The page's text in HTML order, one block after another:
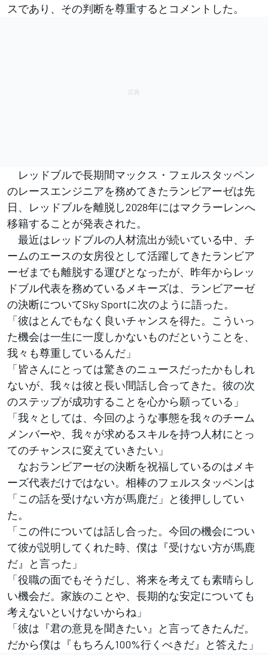
スであり、その判断を尊重するとコメントした。
レッドブルで長期間マックス・フェルスタッペン
のレースエンジニアを務めてきたランビアーゼは先
日、レッドブルを離脱し2028年にはマクラーレンへ
移籍することが発表された。
最近はレッドブルの人材流出が続いている中、チ
ームのエースの女房役として活躍してきたランビア
ーゼまでも離脱する運びとなったが、昨年からレッ
ドブル代表を務めているメキーズは、ランビアーゼ
の決断についてSky Sportに次のように語った。
「彼はとんでもなく良いチャンスを得た。こういっ
た機会は一生に一度しかないものだということを、
我々も尊重しているんだ」
「皆さんにとっては驚きのニュースだったかもしれ
ないが、我々は彼と長い間話し合ってきた。彼の次
のステップが成功することを心から願っている」
「我々としては、今回のような事態を我々のチーム
メンバーや、我々が求めるスキルを持つ人材にとっ
てのチャンスに変えていきたい」
なおランビアーゼの決断を祝福しているのはメキ
ーズ代表だけではない。相棒のフェルスタッペンは
「この話を受けない方が馬鹿だ」と後押ししてい
た。
「この件については話し合った。今回の機会につい
て彼が説明してくれた時、僕は『受けない方が馬鹿
だ』と言った」
「役職の面でもそうだし、将来を考えても素晴らし
い機会だ。家族のことや、長期的な安定についても
考えないといけないからね」
「彼は『君の意見を聞きたい』と言ってきたんだ。
だから僕は『もちろん100%行くべきだ』と答えた」